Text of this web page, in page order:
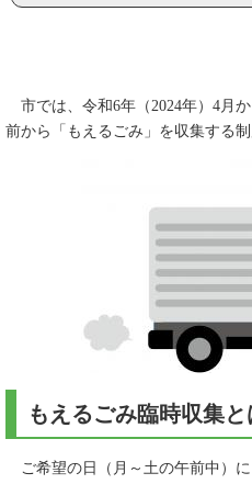
市では、令和6年（2024年）4月
前から「もえるごみ」を収集する制
もえるごみ臨時収集と
ご希望の日（月～土の午前中）